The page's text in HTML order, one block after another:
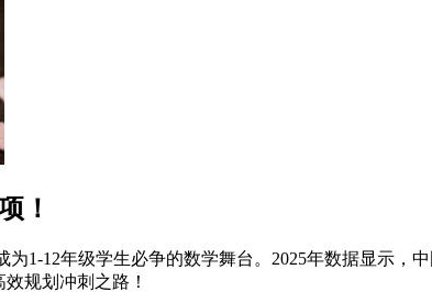
！
1-12年级学生必争的数学舞台。2025年数据显示，
规划冲刺之路！